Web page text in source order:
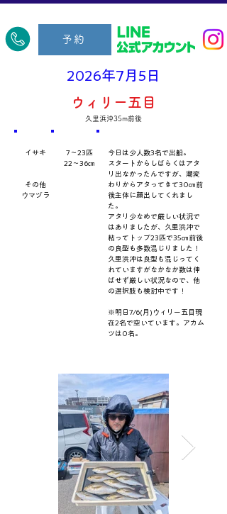
予約
2026年7月5日
ウィリー五目
久里浜沖35m前後
今日は少人数3名で出船。
スタートからしばらくはアタ
リ出なかったんですが、潮変
わりからアタってきて30㎝前
後主体に顔出してくれまし
た。
アタリ少なめで厳しい状況で
はありましたが、久里浜沖で
粘ってトップ23匹で35㎝前後
の良型も多数混じりました！
久里浜沖は良型も混じってく
れていますがなかなか数は伸
ばせず厳しい状況なので、他
の選択肢も検討中です！
※明日7/6(月)ウィリー五目現
在2名で空いています。アカム
ツは0名。
7～23匹
22～36㎝
イサキ
その他
ウマヅラ